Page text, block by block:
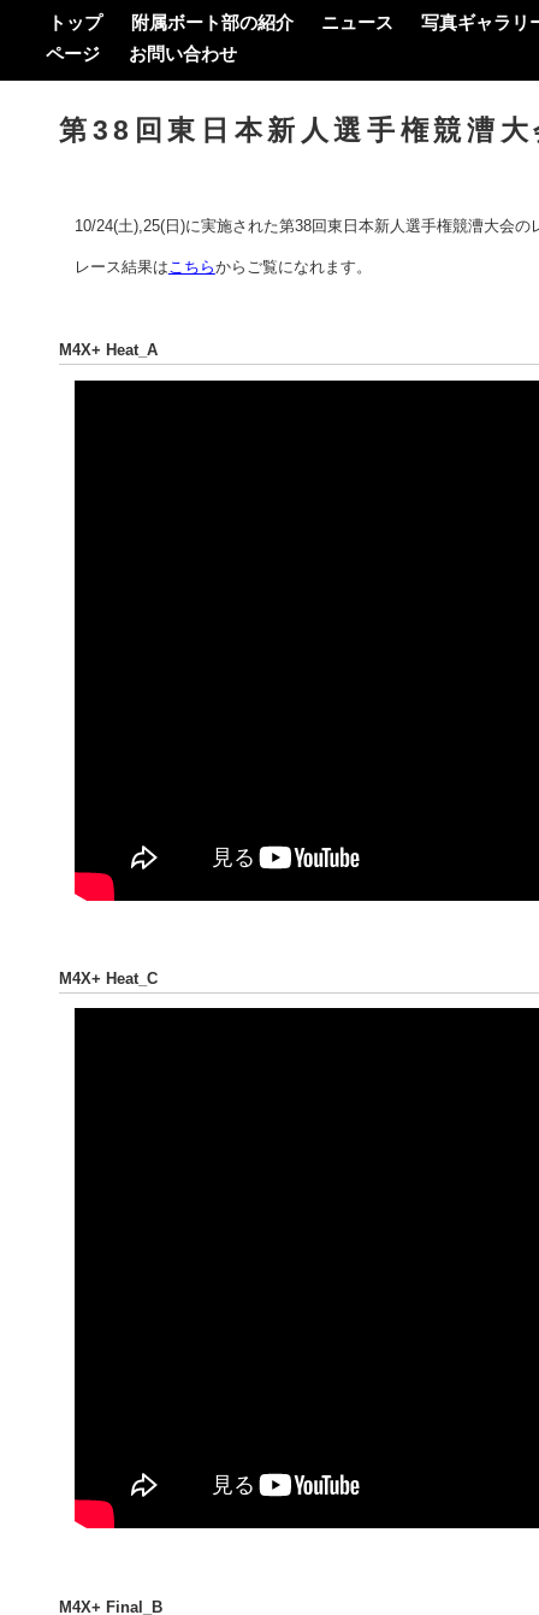
トップ 附属ボート部の紹介 ニュース
写真ギャラリ
ページ
お問い合わせ
第38回東日本新人選手権競漕
10/24(土),25(日)に実施された第38回東日本新人選手権競漕大会の
レース結果は こちらからご覧になれます。
M4X+ Heat_A
M4X+ Heat_C
M4X+ Final_B